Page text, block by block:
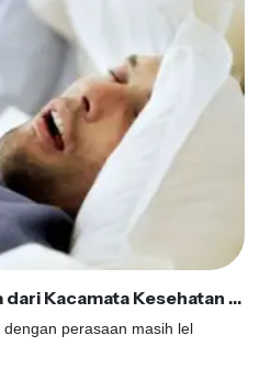
Mengenal Sleep Apnea dari Kacamata Kesehatan Gigi
perasaan masih lel